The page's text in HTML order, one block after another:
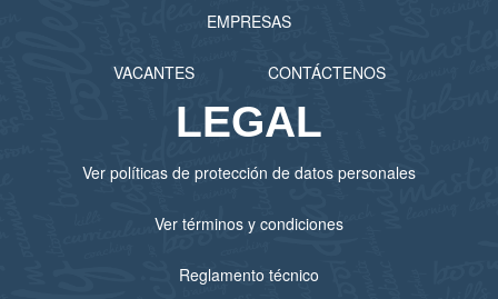
EMPRESAS
VACANTES CONTÁCTENOS
LEGAL
Ver políticas de protección de datos personales
Ver términos y condiciones
Reglamento técnico